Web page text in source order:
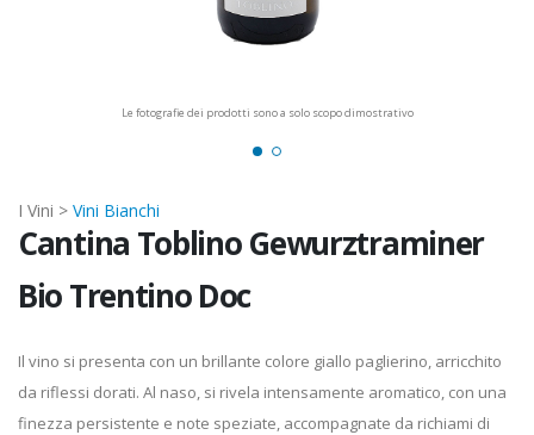
Le fotografie dei prodotti sono a solo scopo dimostrativo
I Vini > Vini Bianchi
Cantina Toblino Gewurztraminer
Bio Trentino Doc
Il vino si presenta con un brillante colore giallo paglierino, arricchito
da riflessi dorati. Al naso, si rivela intensamente aromatico, con una
finezza persistente e note speziate, accompagnate da richiami di